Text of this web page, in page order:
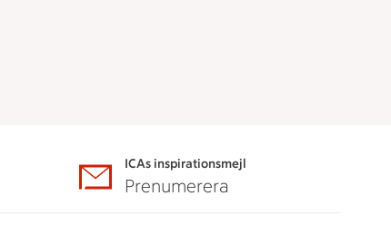
ICAs inspirationsmejl
Prenumerera